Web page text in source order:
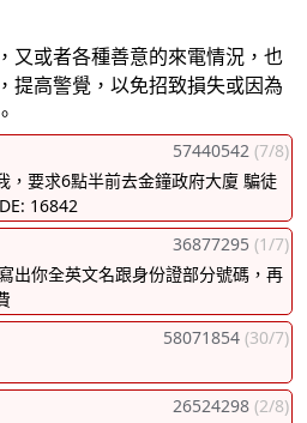
又或者各種善意的來電情況，也
提高警覺，以免招致損失或因為
57440542 (7/8)
，要求6點半前去金鐘政府大廈 騙徒
16842
36877295 (1/7)
出你全英文名跟身份證部分號碼，再
58071854 (30/7)
26524298 (2/8)